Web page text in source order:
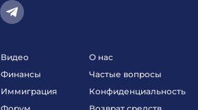
Видео
Финансы
Иммиграция
О нас
Частые вопросы
Конфиденциальность